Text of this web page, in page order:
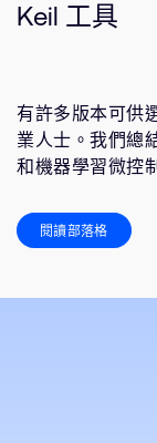
Keil 工具
有許多版本可供
業人士。我們總
和機器學習微控
閱讀部落格